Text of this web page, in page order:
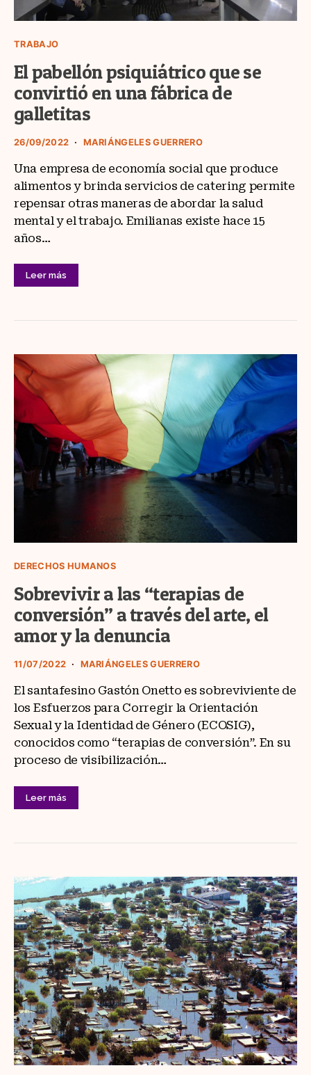
TRABAJO
El pabellón psiquiátrico que se
convirtió en una fábrica de
galletitas
26/09/2022 MARIÁNGELES GUERRERO
Una empresa de economía social que produce
alimentos y brinda servicios de catering permite
repensar otras maneras de abordar la salud
mental y el trabajo. Emilianas existe hace 15
años…
Leer más
DERECHOS HUMANOS
Sobrevivir a las “terapias de
conversión” a través del arte, el
amor y la denuncia
11/07/2022 MARIÁNGELES GUERRERO
El santafesino Gastón Onetto es sobreviviente de
los Esfuerzos para Corregir la Orientación
Sexual y la Identidad de Género (ECOSIG),
conocidos como “terapias de conversión”. En su
proceso de visibilización…
Leer más